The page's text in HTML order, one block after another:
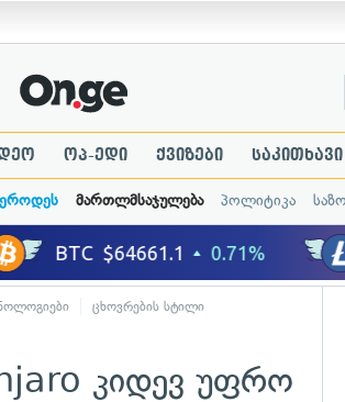
ოპ-ედი ქვიზები საკითხავი
მართლმსაჯულება პოლიტიკა
ცხოვრების სტილი
კიდევ უფრო